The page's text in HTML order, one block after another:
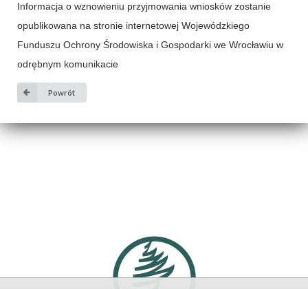
Informacja o wznowieniu przyjmowania wniosków zostanie
opublikowana na stronie internetowej Wojewódzkiego
Funduszu Ochrony Środowiska i Gospodarki we Wrocławiu w
odrębnym komunikacie
Powrót